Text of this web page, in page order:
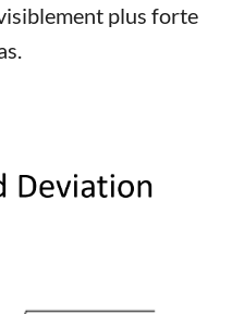
plus forte